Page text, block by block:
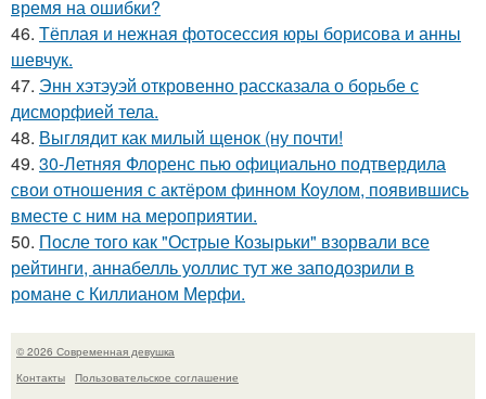
время на ошибки?
46. Тёплая и нежная фотосессия юры борисова и анны
шевчук.
47. Энн хэтэуэй откровенно рассказала о борьбе с
дисморфией тела.
48. Выглядит как милый щенок (ну почти!
49. 30-Летняя Флоренс пью официально подтвердила
свои отношения с актёром финном Коулом, появившись
вместе с ним на мероприятии.
50. После того как "Острые Козырьки" взорвали все
рейтинги, аннабелль уоллис тут же заподозрили в
романе с Киллианом Мерфи.
© 2026 Современная девушка
Контакты
Пользовательское соглашение